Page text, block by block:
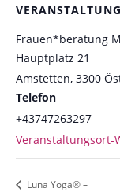
Frauen*beratung
Hauptplatz 21
Amstetten, 3300
Telefon
+43747263297
Veranstaltungsort-
Luna Yoga® –